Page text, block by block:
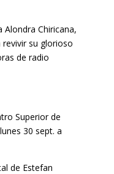
Alondra Chiricana,
su glorioso
de radio
Superior de
30 sept. a
de Estefan